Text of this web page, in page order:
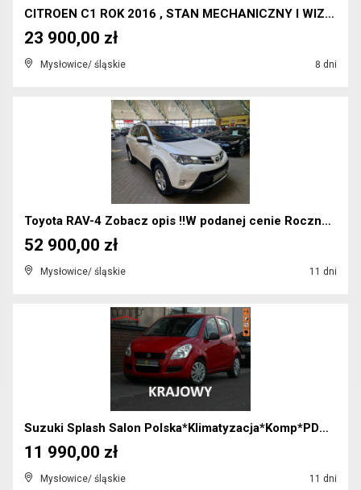
CITROEN C1 ROK 2016 , STAN MECHANICZNY I WIZUALNY ...
Mysłowice/ śląskie 8 dni
23 900,00 zł
Toyota RAV-4 Zobacz opis !!W podanej cenie Roczna...
Mysłowice/ śląskie 11 dni
52 900,00 zł
Suzuki Splash Salon Polska*Klimatyzacja*Komp*PDC*G...
Mysłowice/ śląskie 11 dni
11 990,00 zł